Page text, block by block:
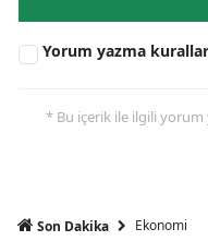
Yorum yazma
* Bu içerik ile ilgili yorum
Son Dakika Ekonomi